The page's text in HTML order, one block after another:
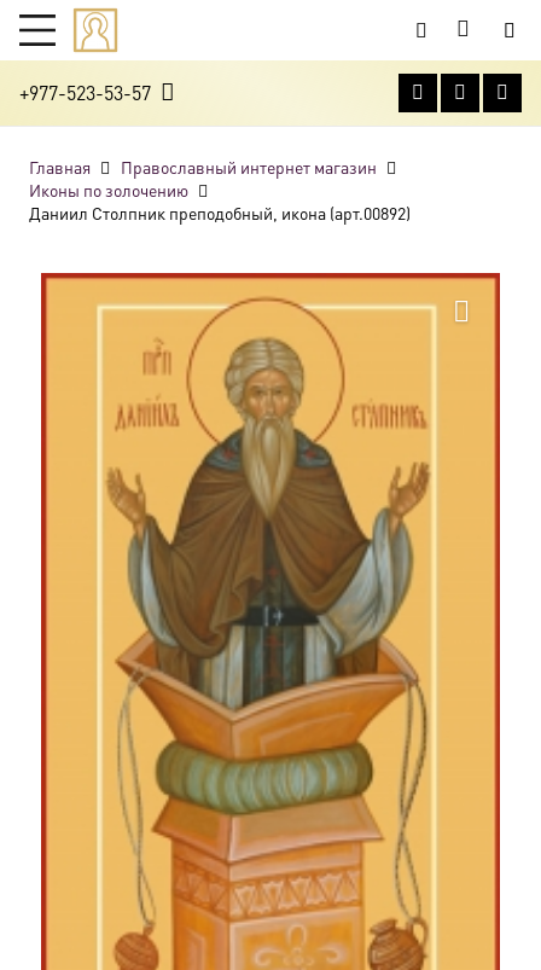
+977-523-53-57
Главная
Православный интернет магазин
Иконы по золочению
Даниил Столпник преподобный, икона (арт.00892)